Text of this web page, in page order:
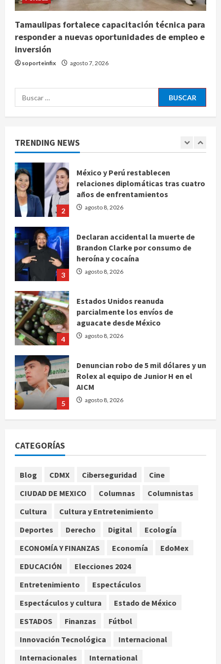
Tamaulipas fortalece capacitación técnica para
responder a nuevas oportunidades de empleo e
inversión
soporteinfix agosto 7, 2026
Buscar:
TRENDING NEWS
5
Denuncian robo de 5 mil dólares y un
Rolex al equipo de Junior H en el
AICM
Sheinbaum contra el narco pero
advierte que persisten desafíos
2
México y Perú restablecen
años de enfrentamientos
agosto 8, 2026
3
Declaran accidental la muerte de
heroína y cocaína
agosto 8, 2026
4
Estados Unidos reanuda
aguacate desde México
agosto 8, 2026
5
Denuncian robo de 5 mil dólares y un
AICM
agosto 8, 2026
1
EE. UU. reconoce apoyo de
2
relaciones diplomáticas tras cuatro
años de enfrentamientos
Declaran accidental la muerte de
Brandon Clarke por consumo de
agosto 8, 2026
4
Estados Unidos reanuda
parcialmente los envíos de
aguacate desde México
CATEGORÍAS
Blog CDMX Ciberseguridad
Cine
CIUDAD DE MEXICO
Columnas
Columnistas
Cultura
Cultura y Entretenimiento
Deportes
Derecho Digital
Ecología
ECONOMÍA Y FINANZAS
Economía
EdoMex
EDUCACIÓN
Elecciones 2024
Entretenimiento
Espectáculos
Espectáculos y cultura
Estado de México
ESTADOS
Finanzas
Fútbol
Innovación Tecnológica
Internacional
Internacionales
International